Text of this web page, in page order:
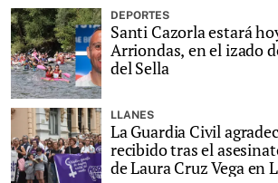
DEPORTES
Santi Cazorla estará
Arriondas, en el izado
del Sella
LLANES
La Guardia Civil
recibido tras el
de Laura Cruz Vega en